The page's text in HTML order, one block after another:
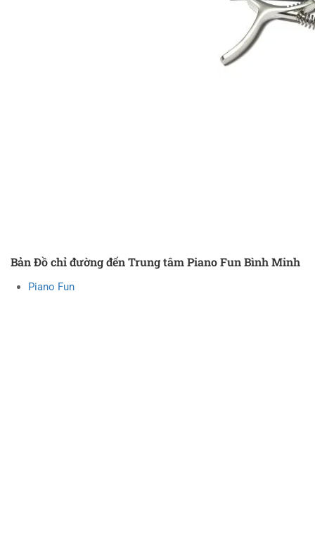
Bản Đồ chỉ đường đến Trung tâm Piano Fun Bình Minh
Piano Fun